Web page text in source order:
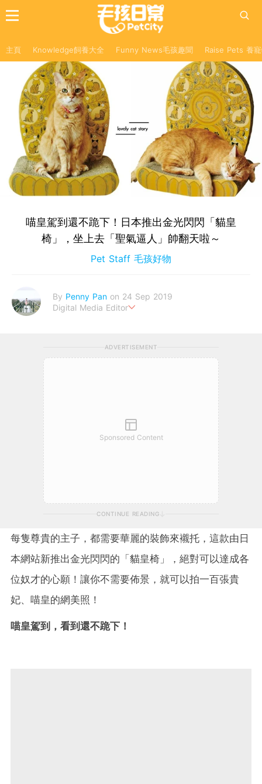
主頁 Knowledge飼養大全 Funny News毛孩趣聞 Raise Pets 養
喵皇駕到還不跪下！日本推出金光閃閃「貓皇
椅」，坐上去「聖氣逼人」帥翻天啦～
Pet Staff 毛孩好物
By Penny Pan on 24 Sep 2019
Digital Media Editor
ADVERTISEMENT
Sponsored Content
CONTINUE READING
每隻尊貴的主子，都需要華麗的裝飾來襯托，這款由日
本網站新推出金光閃閃的「貓皇椅」，絕對可以達成各
位奴才的心願！讓你不需要佈景，就可以拍一百張貴
妃、喵皇的網美照！
喵皇駕到，看到還不跪下！